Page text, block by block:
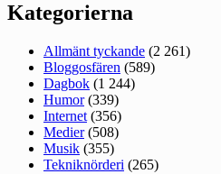
Kategorierna
Allmänt tyckande (2 261)
Bloggosfären (589)
Dagbok (1 244)
Humor(339)
Internet (356)
Medier(508)
Musik (355)
Tekniknörderi (265)